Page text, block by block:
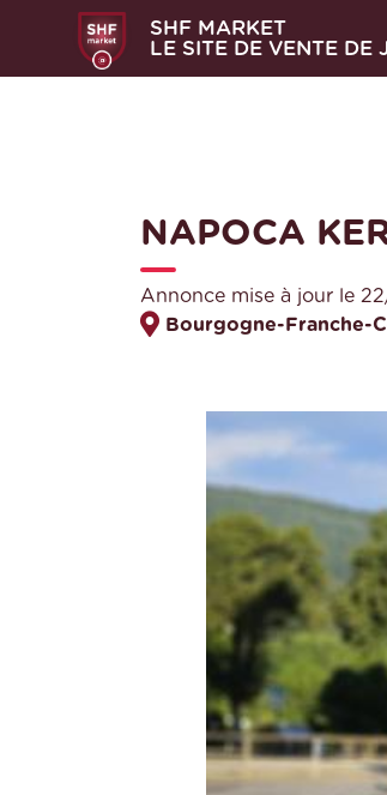
SHF MARKET
LE SITE DE VENTE DE
NAPOCA
Annonce mise à jour le
Bourgogne-Franche-